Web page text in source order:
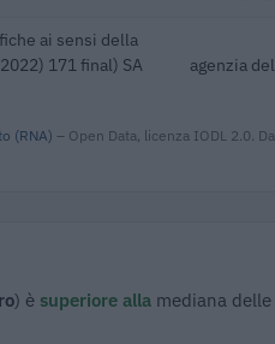
ai sensi della
171 final) SA
agenzia
(RNA) – Open Data, licenza IODL 2.0.
) è superiore alla mediana